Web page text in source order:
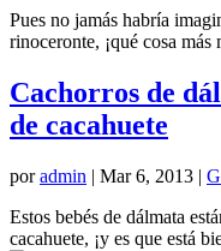
Pues no jamás habría
rinoceronte, ¡qué cosa
Cachorros de
de cacahuete
poradmin | Mar 6, 2013 |
Estos bebés de dálmata
cacahuete, ¡y es que está